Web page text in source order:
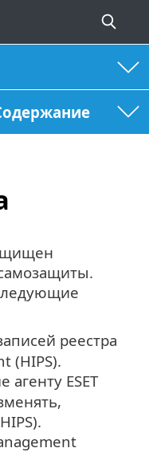
Содержание
реестра
(HIPS).
ESET